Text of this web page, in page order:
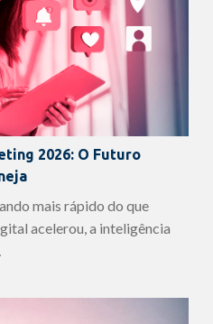
2026: O Futuro
mais rápido do que
acelerou, a inteligência